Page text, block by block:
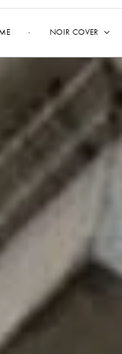
NOIR COVER